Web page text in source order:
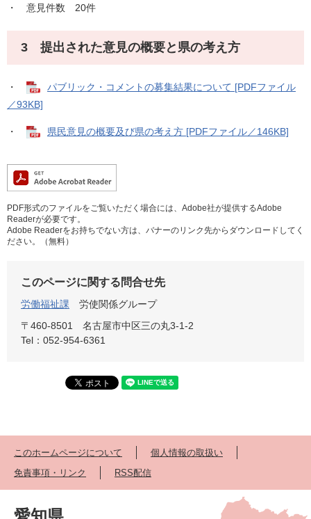
・ 意見件数 20件
3 提出された意見の概要と県の考え方
・
パブリック・コメントの募集結果について [PDFファイル
／93KB]
・ 県民意見の概要及び県の考え方 [PDFファイル／146KB]
PDF形式のファイルをご覧いただく場合には、Adobe社が提供するAdobe
Readerが必要です。
Adobe Readerをお持ちでない方は、バナーのリンク先からダウンロードしてく
ださい。（無料）
このページに関する問合せ先
労働福祉課
労使関係グループ
〒460-8501
名古屋市中区三の丸3-1-2
Tel：052-954-6361
このホームページについて
個人情報の取扱い
免責事項・リンク
RSS配信